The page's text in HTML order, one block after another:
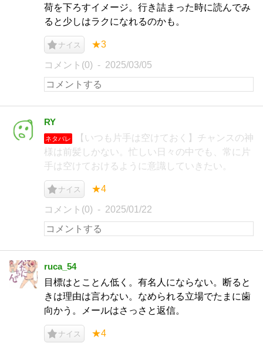
荷を下ろすイメージ。行き詰まった時に読んでみ
ると少しはラクになれるのかも。
ナイス ★3
コメント(0) 2025/03/05
RY
ネタバレ
【いつも片手は空けておく】チャンスの神
様は前髪しかない。忙しい日々の中でも、常に片
手は空けておけるように意識していきたい。
ナイス ★4
コメント(0) 2025/01/22
ruca_54
目標はとことん低く。有名人にならない。断ると
きは理由は言わない。なめられる立場でたまに歯
向かう。メールはさっさと返信。
ナイス ★4